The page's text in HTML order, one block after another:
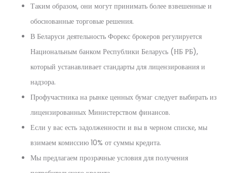
Таким образом, они могут принимать более взвешенные и
обоснованные торговые решения.
В Беларуси деятельность Форекс брокеров регулируется
Национальным банком Республики Беларусь (НБ РБ),
который устанавливает стандарты для лицензирования и
надзора.
Профучастника на рынке ценных бумаг следует выбирать из
лицензированных Министерством финансов.
Если у вас есть задолженности и вы в черном списке, мы
взимаем комиссию 10% от суммы кредита.
Мы предлагаем прозрачные условия для получения